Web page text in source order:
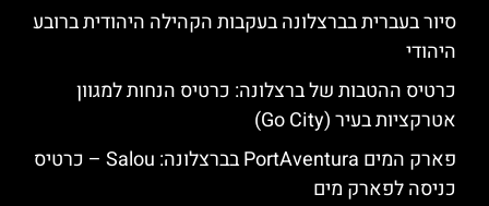
סיור בעברית בברצלונה בעקבות הקהילה היהודית ברובע
היהודי
כרטיס ההטבות של ברצלונה: כרטיס הנחות למגוון
אטרקציות בעיר (Go City)
פארק המים PortAventura בברצלונה: Salou – כרטיס
כניסה לפארק מים